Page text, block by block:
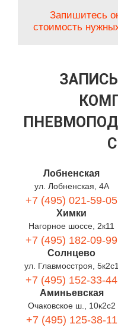
Запишитесь
стоимость
Лобненская
ул. Лобненская, 4А
+7 (495) 021-59-05
Химки
Нагорное шоссе, 2к11
+7 (495) 182-09-99
Солнцево
ул. Главмосстроя, 5к2с1
+7 (495) 152-33-44
Аминьевская
Очаковское ш., 10к2с2
+7 (495) 125-38-11